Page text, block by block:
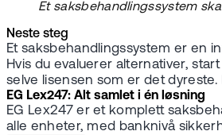
Et saksbehandlingssystem
Neste steg
Et saksbehandlingssystem er en
Hvis du evaluerer alternativer,
selve lisensen som er det dyreste.
EG Lex247: Alt samlet i én løsning
EG Lex247 er et komplett
alle enheter, med banknivå